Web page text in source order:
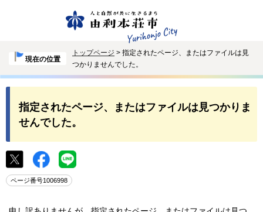
現在の位置
トップページ > 指定されたページ、またはファイルは見
つかりませんでした。
指定されたページ、またはファイルは見つかりま
せんでした。
ページ番号1006998